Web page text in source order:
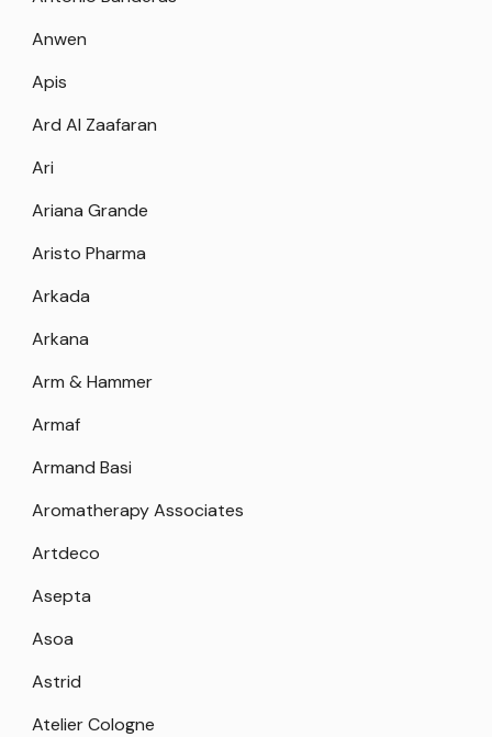
Anwen
Apis
Ard Al Zaafaran
Ari
Ariana Grande
Aristo Pharma
Arkada
Arkana
Arm & Hammer
Armaf
Armand Basi
Aromatherapy Associates
Artdeco
Asepta
Asoa
Astrid
Atelier Cologne